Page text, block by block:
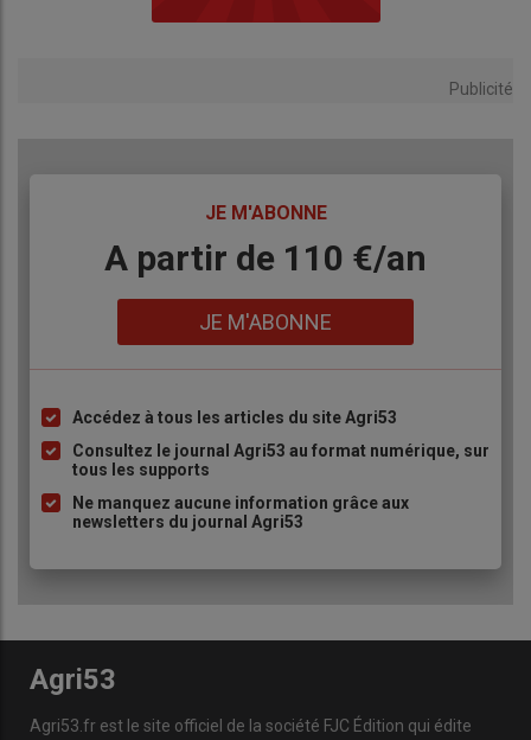
Publicité
JE M'ABONNE
BodyA partir de 110 €/an
JE M'ABONNE
Liste
à
puce
Accédez à tous les articles du site Agri53
Consultez le journal Agri53 au format numérique, sur
tous les supports
Ne manquez aucune information grâce aux
newsletters du journal Agri53
Agri53
Agri53.fr est le site officiel de la société FJC Édition qui édite